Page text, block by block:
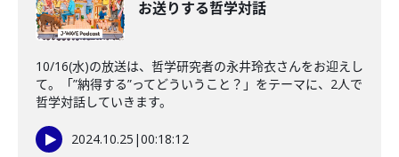
お送りする哲学対話
10/16(水)の放送は、哲学研究者の永井玲衣さんをお迎えし
て。「”納得する”ってどういうこと？」をテーマに、2人で
哲学対話していきます。
2024.10.25 |00:18:12